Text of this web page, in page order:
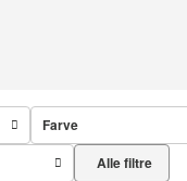
Farve
Alle filtre